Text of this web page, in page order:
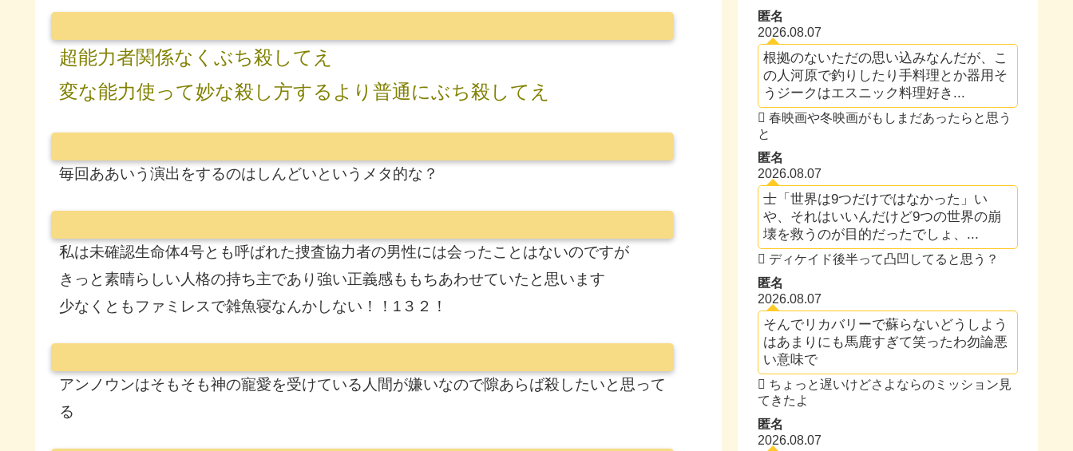
超能力者関係なくぶち殺してえ
変な能力使って妙な殺し方するより普通にぶち殺してえ
毎回ああいう演出をするのはしんどいというメタ的な？
私は未確認生命体4号とも呼ばれた捜査協力者の男性には会ったことはないのですが
きっと素晴らしい人格の持ち主であり強い正義感ももちあわせていたと思います
少なくともファミレスで雑魚寝なんかしない！！1３２！
アンノウンはそもそも神の寵愛を受けている人間が嫌いなので隙あらば殺したいと思って
る
匿名
2026.08.07
根拠のないただの思い込みなんだが、こ
の人河原で釣りしたり手料理とか器用そ
うジークはエスニック料理好き...
春映画や冬映画がもしまだあったらと思う
と
匿名
2026.08.07
士「世界は9つだけではなかった」い
や、それはいいんだけど9つの世界の崩
壊を救うのが目的だったでしょ、...
ディケイド後半って凸凹してると思う？
匿名
2026.08.07
そんでリカバリーで蘇らないどうしよう
はあまりにも馬鹿すぎて笑ったわ勿論悪
い意味で
ちょっと遅いけどさよならのミッション見
てきたよ
匿名
2026.08.07